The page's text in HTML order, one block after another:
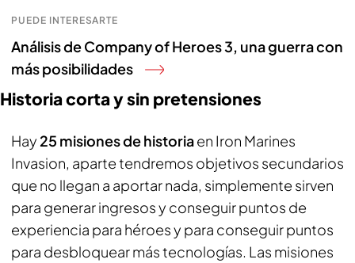
PUEDE INTERESARTE
Análisis de Company of Heroes 3, una guerra con
más posibilidades
Historia corta y sin pretensiones
Hay 25 misiones de historiaen Iron Marines
Invasion, aparte tendremos objetivos secundarios
que no llegan a aportar nada, simplemente sirven
para generar ingresos y conseguir puntos de
experiencia para héroes y para conseguir puntos
para desbloquear más tecnologías. Las misiones